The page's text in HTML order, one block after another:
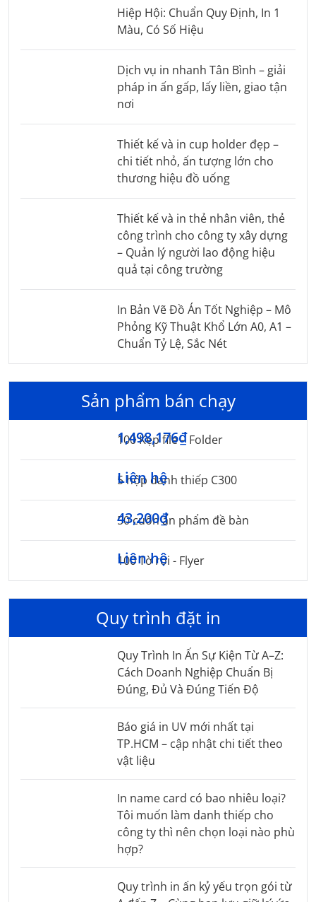
Hiệp Hội: Chuẩn Quy Định, In 1
Màu, Có Số Hiệu
Dịch vụ in nhanh Tân Bình – giải
pháp in ấn gấp, lấy liền, giao tận
nơi
Thiết kế và in cup holder đẹp –
chi tiết nhỏ, ấn tượng lớn cho
thương hiệu đồ uống
Thiết kế và in thẻ nhân viên, thẻ
công trình cho công ty xây dựng
– Quản lý người lao động hiệu
quả tại công trường
In Bản Vẽ Đồ Án Tốt Nghiệp – Mô
Phỏng Kỹ Thuật Khổ Lớn A0, A1 –
Chuẩn Tỷ Lệ, Sắc Nét
Sản phẩm bán chạy
100 Kẹp file – Folder
1,498,176₫
5 hộp danh thiếp C300
Liên hệ
50 cuốn ấn phẩm đề bàn
43,200₫
100 Tờ rơi - Flyer
Liên hệ
Quy trình đặt in
Quy Trình In Ấn Sự Kiện Từ A–Z:
Cách Doanh Nghiệp Chuẩn Bị
Đúng, Đủ Và Đúng Tiến Độ
Báo giá in UV mới nhất tại
TP.HCM – cập nhật chi tiết theo
vật liệu
In name card có bao nhiêu loại?
Tôi muốn làm danh thiếp cho
công ty thì nên chọn loại nào phù
hợp?
Quy trình in ấn kỷ yếu trọn gói từ